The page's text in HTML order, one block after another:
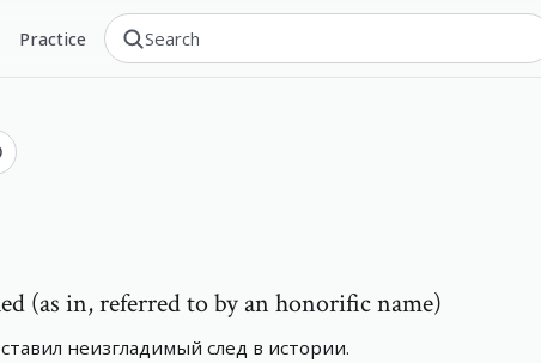
Practice
(as in, referred to by an honorific name)
неизгладимый след в истории.